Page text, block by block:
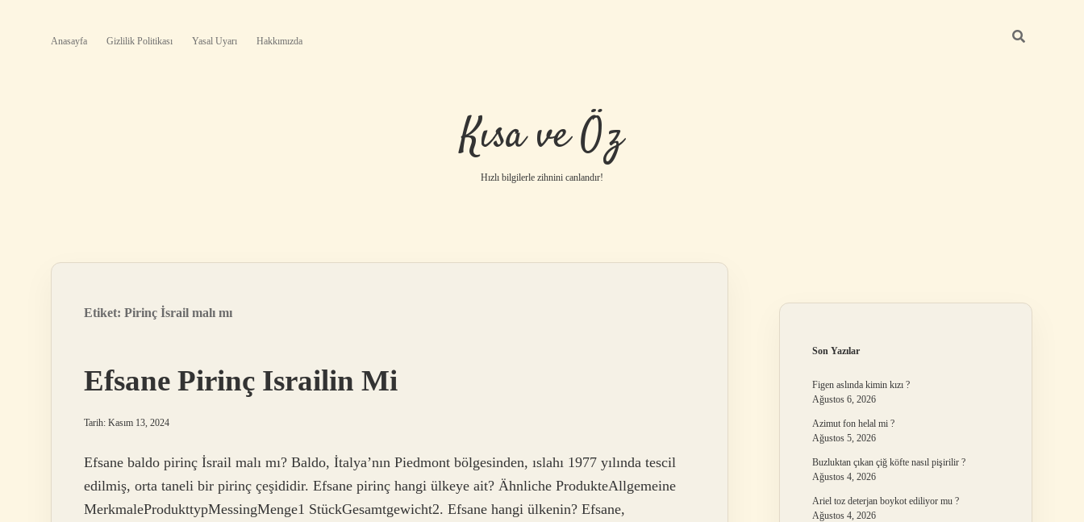
Anasayfa Gizlilik Politikası Yasal Uyarı Hakkımızda
Kısa ve Öz
Hızlı bilgilerle zihnini canlandır!
Etiket: Pirinç İsrail malı mı
Efsane Pirinç Israilin Mi
Tarih: Kasım 13, 2024
Efsane baldo pirinç İsrail malı mı? Baldo, İtalya’nın Piedmont bölgesinden, ıslahı 1977 yılında tescil
edilmiş, orta taneli bir pirinç çeşididir. Efsane pirinç hangi ülkeye ait? Ähnliche ProdukteAllgemeine
MerkmaleProdukttypMessingMenge1 StückGesamtgewicht2. Efsane hangi ülkenin? Efsane,
Son Yazılar
Figen aslında kimin kızı ?
Ağustos 6, 2026
Azimut fon helal mi ?
Ağustos 5, 2026
Buzluktan çıkan çiğ köfte nasıl pişirilir ?
Ağustos 4, 2026
Ariel toz deterjan boykot ediliyor mu ?
Ağustos 4, 2026